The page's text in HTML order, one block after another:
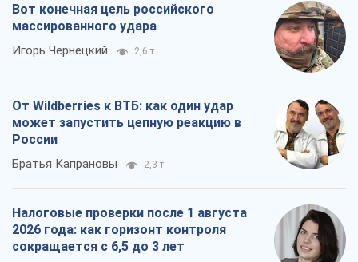
Вот конечная цель российского
массированного удара
Игорь Чернецкий 2,6 т.
От Wildberries к ВТБ: как один удар
может запустить цепную реакцию в
России
Братья Капрановы 2,3 т.
Налоговые проверки после 1 августа
2026 года: как горизонт контроля
сокращается с 6,5 до 3 лет